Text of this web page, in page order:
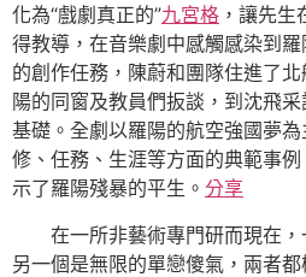
化為“戲劇真正的”九宮格 ，讓先
得教導，在音樂劇中感觸感染到
的創作任務，陳蔚和團隊住進了
陽的同窗及教員們扳談，到沈飛
基礎。全劇以羅陽的航空強國夢
修、任務、生涯等方面的典範事
示了羅陽殘暴的平生。 分享
在一所非藝術專門研而現在
另一個是無限的單戀傻氣，兩者